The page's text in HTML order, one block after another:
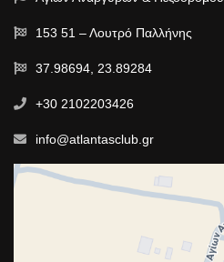
153 51 – Λουτρό Παλλήνης
37.98694, 23.89284
+30 2102203426
info@atlantasclub.gr